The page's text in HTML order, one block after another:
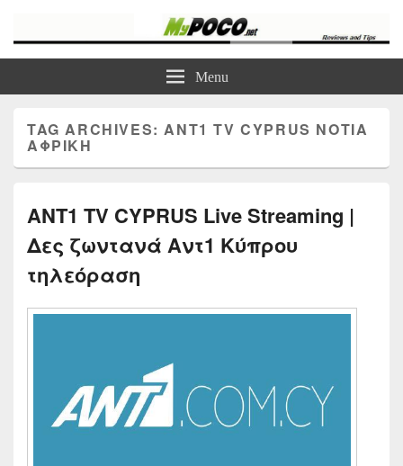
Τα καλύτερα Reviews , Συγκρίσεις , VPN , Webhosting
Menu
TAG ARCHIVES:ANT1 TV CYPRUS ΝΌΤΙΑ
ΑΦΡΙΚΉ
ANT1 TV CYPRUS Live Streaming |
Δες ζωντανά Αντ1 Κύπρου
τηλεόραση